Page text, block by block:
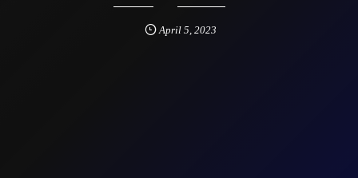
April 5, 2023